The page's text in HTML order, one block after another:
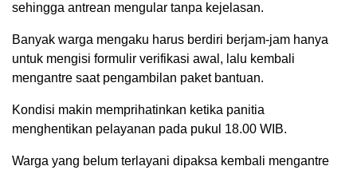
sehingga antrean mengular tanpa kejelasan.
Banyak warga mengaku harus berdiri berjam-jam hanya
untuk mengisi formulir verifikasi awal, lalu kembali
mengantre saat pengambilan paket bantuan.
Kondisi makin memprihatinkan ketika panitia
menghentikan pelayanan pada pukul 18.00 WIB.
Warga yang belum terlayani dipaksa kembali mengantre